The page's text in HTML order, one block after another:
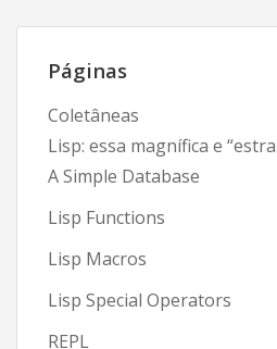
Páginas
Coletâneas
Lisp: essa magnífica e
A Simple Database
Lisp Functions
Lisp Macros
Lisp Special Operators
REPL